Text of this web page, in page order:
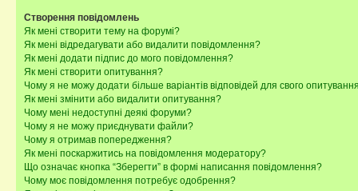
Створення повідомлень
Як мені створити тему на форумі?
Як мені відредагувати або видалити повідомлення?
Як мені додати підпис до мого повідомлення?
Як мені створити опитування?
Чому я не можу додати більше варіантів відповідей для свого
Як мені змінити або видалити опитування?
Чому мені недоступні деякі форуми?
Чому я не можу приєднувати файли?
Чому я отримав попередження?
Як мені поскаржитись на повідомлення модератору?
Що означає кнопка “Зберегти” в формі написання повідомлення?
Чому моє повідомлення потребує одобрення?